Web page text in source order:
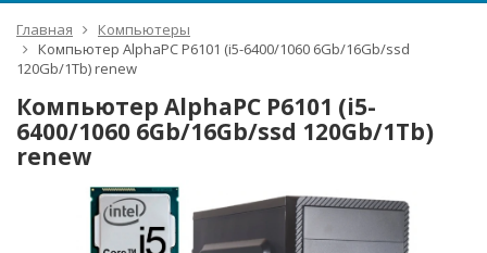
Главная
Компьютеры
Компьютер AlphaPC P6101 (i5-6400/1060 6Gb/16Gb/ssd
120Gb/1Tb) renew
Компьютер AlphaPC P6101 (i5-
6400/1060 6Gb/16Gb/ssd 120Gb/1Tb)
renew